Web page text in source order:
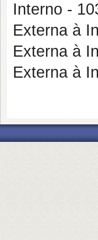
Interno -
Externa à
Externa à
Externa à